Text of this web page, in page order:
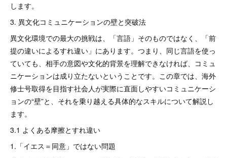
します。
3. 異文化コミュニケーションの壁と突破法
異文化環境での最大の挑戦は、「言語」そのものではなく、「前
提の違いによるすれ違い」にあります。つまり、同じ言語を使っ
ていても、相手の意図や文化的背景を理解できなければ、コミュ
ニケーションは成り立たないということです。この章では、海外
修士号取得を目指す社会人が実際に直面しやすいコミュニケーシ
ョンの“壁”と、それを乗り越える具体的なスキルについて解説し
ます。
3.1 よくある摩擦とすれ違い
1.「イエス＝同意」ではない問題